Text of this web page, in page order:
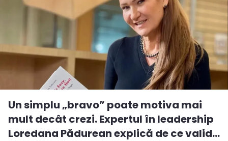
Un simplu „bravo” poate motiva mai
mult decât crezi. Expertul în leadership
Loredana Pădurean explică de ce valid...